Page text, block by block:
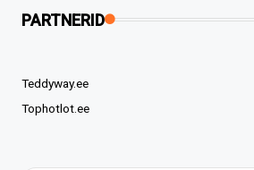
PARTNERID
Teddyway.ee
Tophotlot.ee